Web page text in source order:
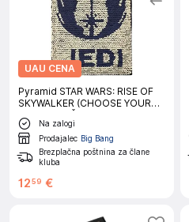
UAU CENA
Pyramid STAR WARS: RISE OF
SKYWALKER (CHOOSE YOUR
PATH) BELEŽNICA A5
Na zalogi
Prodajalec Big Bang
Brezplačna poštnina za člane
kluba
1259 €